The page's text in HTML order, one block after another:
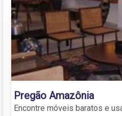
Pregão Amazônia
Encontre móveis baratos e